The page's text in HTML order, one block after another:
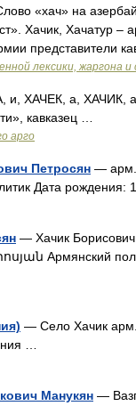
«хач» на
Хачик, Хачатур –
представители
лексики, жаргона и
и, ХАЧЕК, а, ХАЧИК,
кавказец …
арго
Петросян —
Дата рождения:
— Хачик
Армянский
— Село Хачик
…
Манукян —